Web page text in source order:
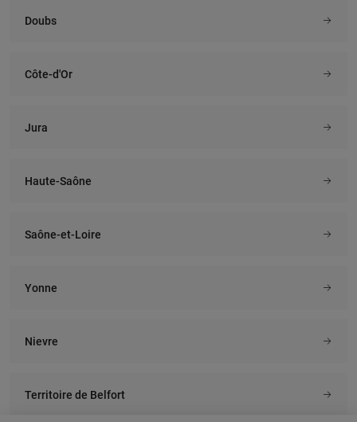
Doubs
Côte-d'Or
Jura
Haute-Saône
Saône-et-Loire
Yonne
Nievre
Territoire de Belfort